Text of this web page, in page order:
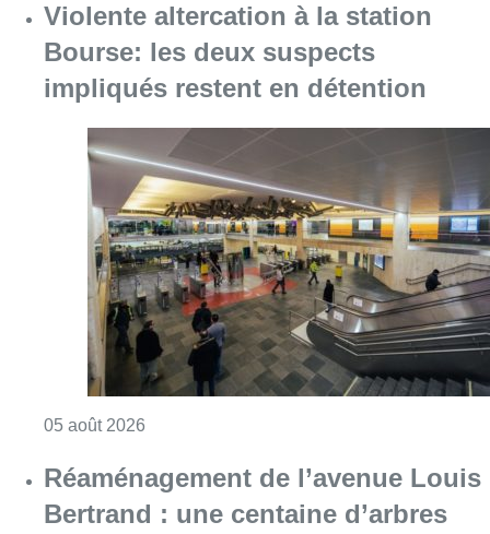
Violente altercation à la station
Bourse: les deux suspects
impliqués restent en détention
05 août 2026
Réaménagement de l’avenue Louis
Bertrand : une centaine d’arbres